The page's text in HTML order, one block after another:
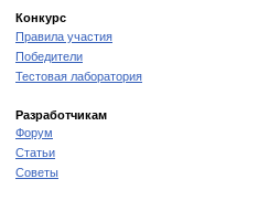
Конкурс
Правила участия
Победители
Тестовая лаборатория
Разработчикам
Форум
Статьи
Советы